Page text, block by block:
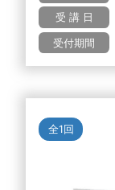
受 講 日
受付期間
全1回